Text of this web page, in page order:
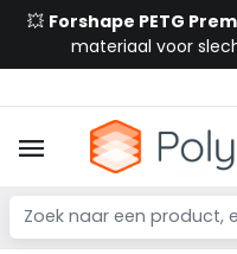
💥 Forshape PETG
materiaal voor